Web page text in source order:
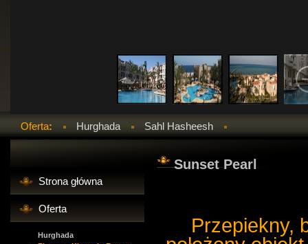
Oferta: Hurghada Sahl Hasheesh
Strona główna
Oferta
Hurghada
Sunset Pearl
Przepiekny,